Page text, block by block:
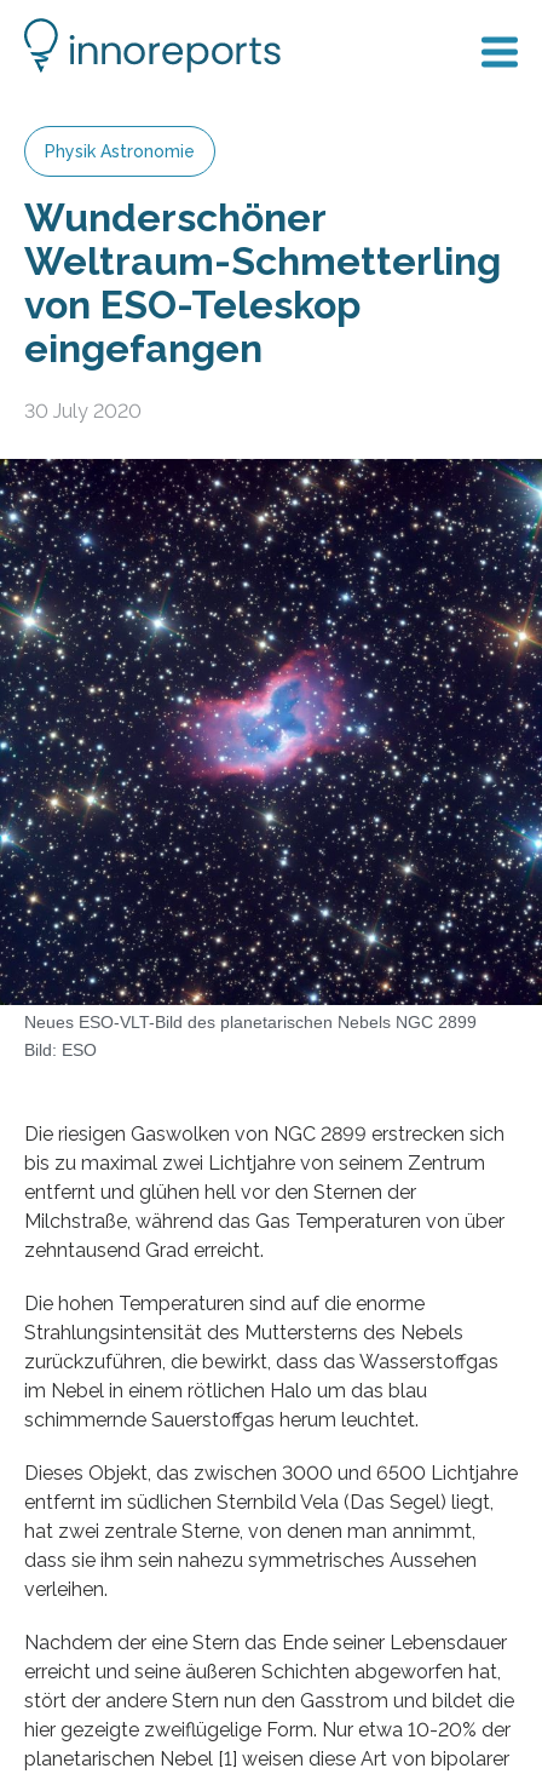
Physik Astronomie
Wunderschöner
Weltraum-Schmetterling
von ESO-Teleskop
eingefangen
30 July 2020
Neues ESO-VLT-Bild des planetarischen Nebels NGC 2899
Bild: ESO
Die riesigen Gaswolken von NGC 2899 erstrecken sich
bis zu maximal zwei Lichtjahre von seinem Zentrum
entfernt und glühen hell vor den Sternen der
Milchstraße, während das Gas Temperaturen von über
zehntausend Grad erreicht.
Die hohen Temperaturen sind auf die enorme
Strahlungsintensität des Muttersterns des Nebels
zurückzuführen, die bewirkt, dass das Wasserstoffgas
im Nebel in einem rötlichen Halo um das blau
schimmernde Sauerstoffgas herum leuchtet.
Dieses Objekt, das zwischen 3000 und 6500 Lichtjahre
entfernt im südlichen Sternbild Vela (Das Segel) liegt,
hat zwei zentrale Sterne, von denen man annimmt,
dass sie ihm sein nahezu symmetrisches Aussehen
verleihen.
Nachdem der eine Stern das Ende seiner Lebensdauer
erreicht und seine äußeren Schichten abgeworfen hat,
stört der andere Stern nun den Gasstrom und bildet die
hier gezeigte zweiflügelige Form. Nur etwa 10-20% der
planetarischen Nebel [1] weisen diese Art von bipolarer